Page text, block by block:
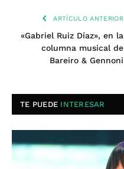
ARTÍCULO ANTERIOR
«Gabriel Ruiz Díaz», en la
columna musical de
Bareiro & Gennoni
TE PUEDE INTERESAR